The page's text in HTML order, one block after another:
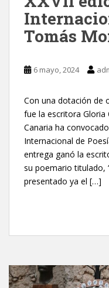
Tomás
6 mayo, 2024
Con una dotación de
fue la escritora Gloria
Canaria ha
Internacional de
entrega ganó la
su poemario titulado,
presentado ya el […]